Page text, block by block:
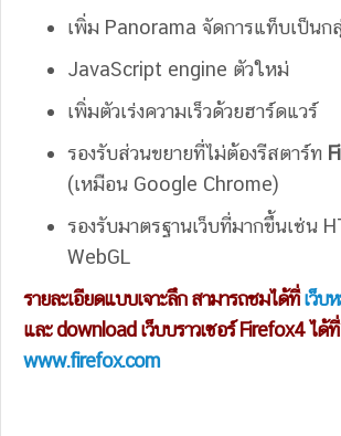
เพิ่ม Panorama จัดการแท็บเป็นก
JavaScript engine ตัวใหม่
เพิ่มตัวเร่งความเร็วด้วยฮาร์ดแวร์
รองรับส่วนขยายที่ไม่ต้องรีสตาร์ท
(เหมือน Google Chrome)
รองรับมาตรฐานเว็บที่มากขึ้นเช่น
WebGL
รายละเอียดแบบเจาะลึก สามารถชมได้ที่เว็บ
และ download เว็บบราวเซอร์ Firefox4 ได้ที่
www.firefox.com